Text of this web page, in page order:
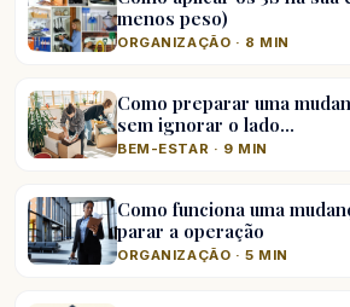
menos peso)
ORGANIZAÇÃO · 8 MIN
Como preparar uma
sem ignorar o lado…
BEM-ESTAR · 9 MIN
Como funciona uma
parar a operação
ORGANIZAÇÃO · 5 MIN